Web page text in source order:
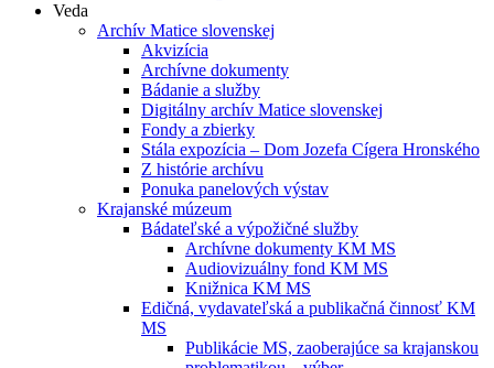
Veda
Archív Matice slovenskej
Akvizícia
Archívne dokumenty
Bádanie a služby
Digitálny archív Matice slovenskej
Fondy a zbierky
Stála expozícia – Dom Jozefa Cígera Hronského
Z histórie archívu
Ponuka panelových výstav
Krajanské múzeum
Bádateľské a výpožičné služby
Archívne dokumenty KM MS
Audiovizuálny fond KM MS
Knižnica KM MS
Edičná, vydavateľská a publikačná činnosť KM
MS
Publikácie MS, zaoberajúce sa krajanskou